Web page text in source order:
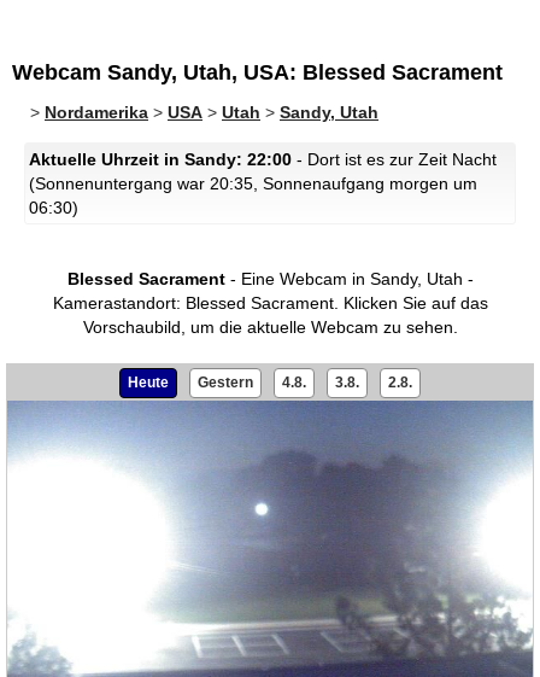
Webcam Sandy, Utah, USA: Blessed Sacrament
> Nordamerika > USA > Utah > Sandy, Utah
Aktuelle Uhrzeit in Sandy: 22:00 - Dort ist es zur Zeit Nacht
(Sonnenuntergang war 20:35, Sonnenaufgang morgen um
06:30)
Blessed Sacrament- Eine Webcam in Sandy, Utah -
Kamerastandort: Blessed Sacrament. Klicken Sie auf das
Vorschaubild, um die aktuelle Webcam zu sehen.
Heute Gestern 4.8. 3.8. 2.8.